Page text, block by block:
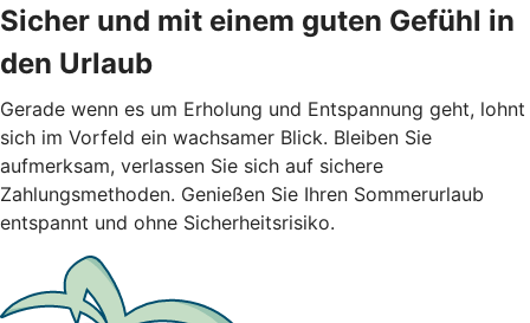
Sicher und mit einem guten Gefühl in
den Urlaub
Gerade wenn es um Erholung und Entspannung geht, lohnt
sich im Vorfeld ein wachsamer Blick. Bleiben Sie
aufmerksam, verlassen Sie sich auf sichere
Zahlungsmethoden. Genießen Sie Ihren Sommerurlaub
entspannt und ohne Sicherheitsrisiko.